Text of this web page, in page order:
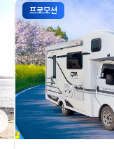
프로모션